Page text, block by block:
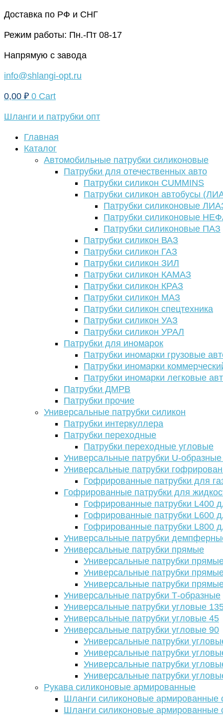
Перейти
содержимому
Доставка по РФ и СНГ
Режим работы: Пн.-Пт 08-17
Напрямую с завода
info@shlangi-opt.ru
0,00 ₽ 0 Cart
Шланги и патрубки опт
Главная
Каталог
Автомобильные патрубки силиконовые
Патрубки для отечественных авто
Патрубки силикон CUMMINS
Патрубки силикон автобусы
Патрубки силиконовые
Патрубки силиконовые
Патрубки силиконовые ПАЗ
Патрубки силикон ВАЗ
Патрубки силикон ГАЗ
Патрубки силикон ЗИЛ
Патрубки силикон КАМАЗ
Патрубки силикон КРАЗ
Патрубки силикон МАЗ
Патрубки силикон спецтехника
Патрубки силикон УАЗ
Патрубки силикон УРАЛ
Патрубки для иномарок
Патрубки иномарки грузовые
Патрубки иномарки
Патрубки иномарки легковые
Патрубки ДМРВ
Патрубки прочие
Универсальные патрубки силикон
Патрубки интеркуллера
Патрубки переходные
Патрубки переходные угловые
Универсальные патрубки U-
Универсальные патрубки
Гофрированные патрубки для
Гофрированные патрубки для
Гофрированные патрубки L400
Гофрированные патрубки L600
Гофрированные патрубки L800
Универсальные патрубки
Универсальные патрубки прямые
Универсальные патрубки
Универсальные патрубки
Универсальные патрубки
Универсальные патрубки Т-образные
Универсальные патрубки угловые
Универсальные патрубки угловые 45
Универсальные патрубки угловые 90
Универсальные патрубки
Универсальные патрубки
Универсальные патрубки
Универсальные патрубки
Рукава силиконовые армированные
Шланги силиконовые армированные
Шланги силиконовые армированные